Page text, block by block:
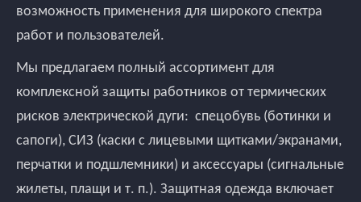
возможность применения для широкого спектра
работ и пользователей.
Мы предлагаем полный ассортимент для
комплексной защиты работников от термических
рисков электрической дуги: спецобувь (ботинки и
сапоги), СИЗ (каски с лицевыми щитками/экранами,
перчатки и подшлемники) и аксессуары (сигнальные
жилеты, плащи и т. п.). Защитная одежда включает